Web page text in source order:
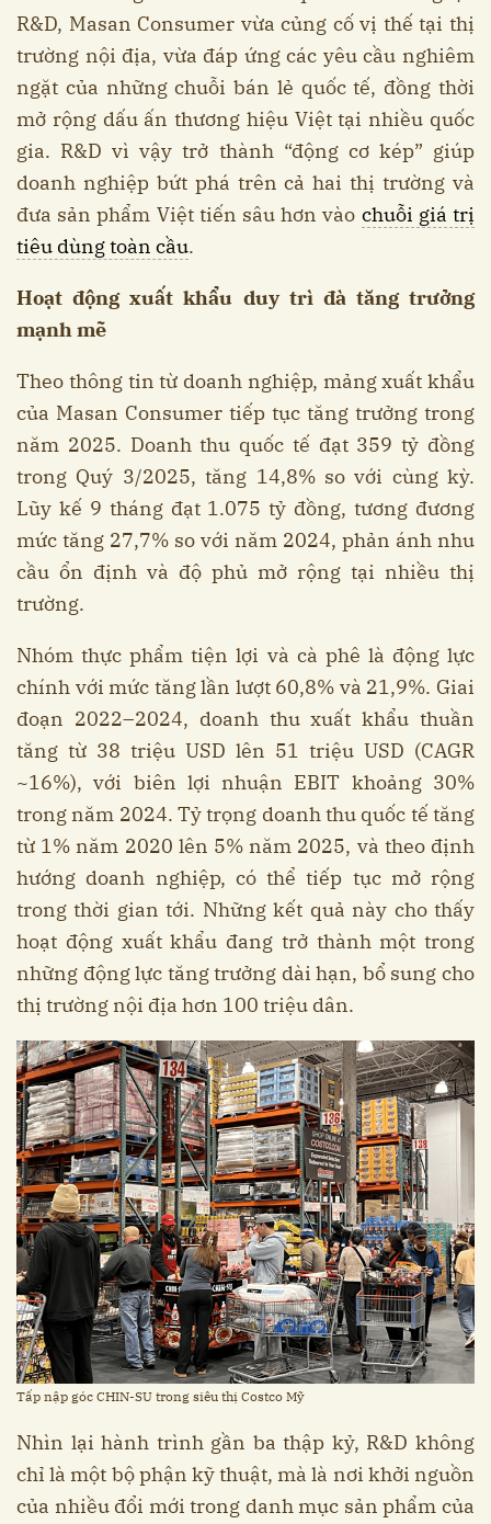
R&D, Masan Consumer vừa củng cố vị thế tại thị
trường nội địa, vừa đáp ứng các yêu cầu nghiêm
ngặt của những chuỗi bán lẻ quốc tế, đồng thời
mở rộng dấu ấn thương hiệu Việt tại nhiều quốc
gia. R&D vì vậy trở thành “động cơ kép” giúp
doanh nghiệp bứt phá trên cả hai thị trường và
đưa sản phẩm Việt tiến sâu hơn vào chuỗi giá trị
tiêu dùng toàn cầu.
Hoạt động xuất khẩu duy trì đà tăng trưởng
mạnh mẽ
Theo thông tin từ doanh nghiệp, mảng xuất khẩu
của Masan Consumer tiếp tục tăng trưởng trong
năm 2025. Doanh thu quốc tế đạt 359 tỷ đồng
trong Quý 3/2025, tăng 14,8% so với cùng kỳ.
Lũy kế 9 tháng đạt 1.075 tỷ đồng, tương đương
mức tăng 27,7% so với năm 2024, phản ánh nhu
cầu ổn định và độ phủ mở rộng tại nhiều thị
trường.
Nhóm thực phẩm tiện lợi và cà phê là động lực
chính với mức tăng lần lượt 60,8% và 21,9%. Giai
đoạn 2022–2024, doanh thu xuất khẩu thuần
tăng từ 38 triệu USD lên 51 triệu USD (CAGR
~16%), với biên lợi nhuận EBIT khoảng 30%
trong năm 2024. Tỷ trọng doanh thu quốc tế tăng
từ 1% năm 2020 lên 5% năm 2025, và theo định
hướng doanh nghiệp, có thể tiếp tục mở rộng
trong thời gian tới. Những kết quả này cho thấy
hoạt động xuất khẩu đang trở thành một trong
những động lực tăng trưởng dài hạn, bổ sung cho
thị trường nội địa hơn 100 triệu dân.
Tấp nập góc CHIN-SU trong siêu thị Costco Mỹ
Nhìn lại hành trình gần ba thập kỷ, R&D không
chỉ là một bộ phận kỹ thuật, mà là nơi khởi nguồn
của nhiều đổi mới trong danh mục sản phẩm của